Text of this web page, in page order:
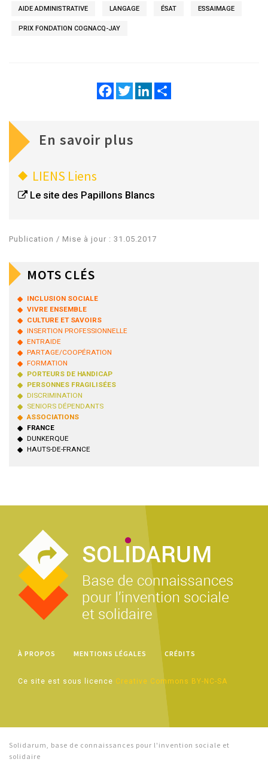
AIDE ADMINISTRATIVE LANGAGE ÉSAT ESSAIMAGE
PRIX FONDATION COGNACQ-JAY
FacebookTwitterLinkedIn
En savoir plus
LIENS Liens
Le site des Papillons Blancs
Publication / Mise à jour : 31.05.2017
MOTS CLÉS
INCLUSION SOCIALE
VIVRE ENSEMBLE
CULTURE ET SAVOIRS
INSERTION PROFESSIONNELLE
ENTRAIDE
PARTAGE/COOPÉRATION
FORMATION
PORTEURS DE HANDICAP
PERSONNES FRAGILISÉES
DISCRIMINATION
SENIORS DÉPENDANTS
ASSOCIATIONS
FRANCE
DUNKERQUE
HAUTS-DE-FRANCE
À PROPOS MENTIONS LÉGALES CRÉDITS
Ce site est sous licence Creative Commons BY-NC-SA
Solidarum, base de connaissances pour l'invention sociale et
solidaire